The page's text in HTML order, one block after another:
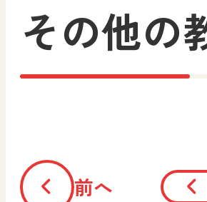
その他の
前へ